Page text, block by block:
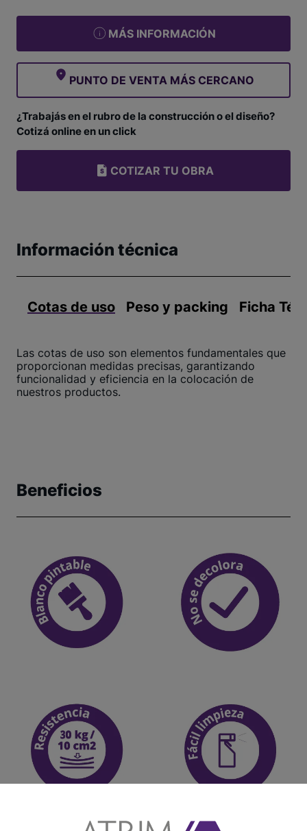
MÁS INFORMACIÓN
PUNTO DE VENTA MÁS CERCANO
¿Trabajás en el rubro de la construcción o el diseño?
Cotizá online en un click
COTIZAR TU OBRA
Información técnica
Cotas de uso Peso y packing Ficha
Las cotas de uso son elementos fundamentales que
proporcionan medidas precisas, garantizando
funcionalidad y eficiencia en la colocación de
nuestros productos.
Beneficios